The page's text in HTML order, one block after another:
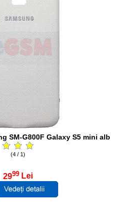
SM-G800F Galaxy S5 mini alb
(4 / 1)
2999 Lei